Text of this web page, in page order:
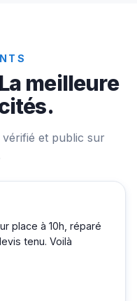
meilleure
vérifié et public sur
place à 10h, réparé
tenu. Voilà